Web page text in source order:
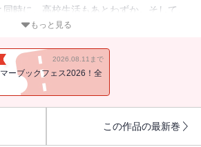
時に、高校生活もあとわずか。そして、
もっと見る
2026.08.11まで
ーブックフェス2026！全
この作品の最新巻